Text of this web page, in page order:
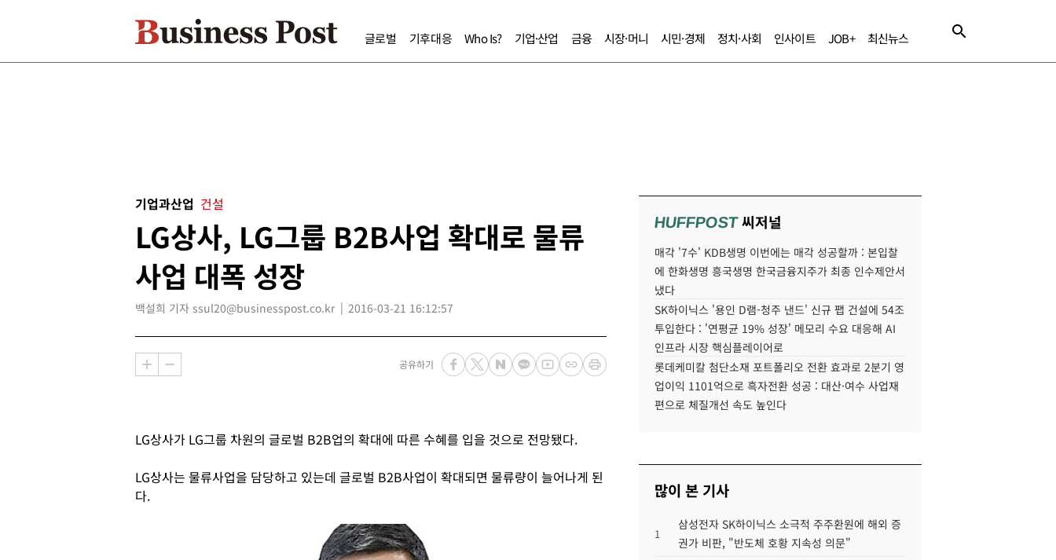
글로벌 기후대응 Who Is? 기업·산업 금융 시장·머니 시민·경제 정치·사회 인사이트 JOB+ 최신뉴스
기업과산업 건설
LG상사, LG그룹 B2B사업 확대로 물류
사업 대폭 성장
백설희 기자 ssul20@businesspost.co.kr 2016-03-21 16:12:57
공유하기
LG상사가 LG그룹 차원의 글로벌 B2B업의 확대에 따른 수혜를 입을 것으로 전망됐다.
LG상사는 물류사업을 담당하고 있는데 글로벌 B2B사업이 확대되면 물류량이 늘어나게 된
다.
HUFFPOST씨저널
매각 '7수' KDB생명 이번에는 매각 성공할까 : 본입찰
에 한화생명 흥국생명 한국금융지주가 최종 인수제안서
냈다
SK하이닉스 '용인 D램-청주 낸드' 신규 팹 건설에 54조
투입한다 : '연평균 19% 성장' 메모리 수요 대응해 AI
인프라 시장 핵심플레이어로
롯데케미칼 첨단소재 포트폴리오 전환 효과로 2분기 영
업이익 1101억으로 흑자전환 성공 : 대산·여수 사업재
편으로 체질개선 속도 높인다
많이 본 기사
1
삼성전자 SK하이닉스 소극적 주주환원에 해외 증
권가 비판, "반도체 호황 지속성 의문"